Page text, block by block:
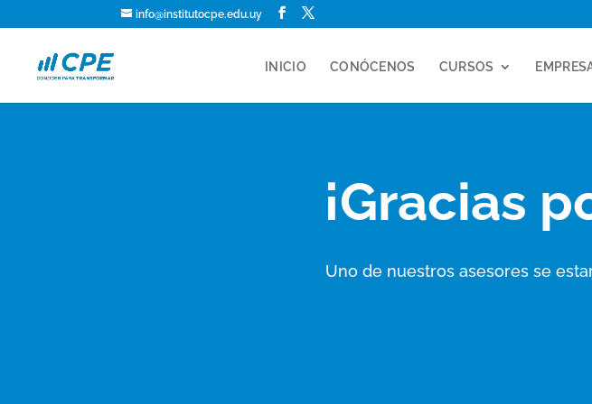
info@institutocpe.edu.uy
INICIO CONÓCENOS CURSOS
¡Gracias
Uno de nuestros asesores se